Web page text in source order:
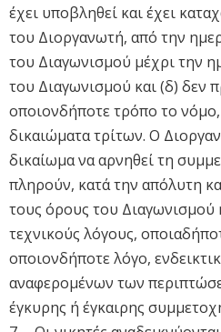
έχει υποβληθεί και έχει
του Διοργανωτή, από την
του Διαγωνισμού μέχρι την
του Διαγωνισμού και (δ) δεν
οποιονδήποτε τρόπο το
δικαιώματα τρίτων. Ο
δικαίωμα να αρνηθεί τη
πληρούν, κατά την απόλυτη
τους όρους του Διαγωνισμού
τεχνικούς λόγους,
οποιονδήποτε λόγο,
αναφερομένων των
έγκυρης ή έγκαιρης